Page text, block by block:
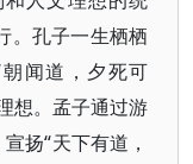
。孔子一生栖栖
闻道，夕死可
想。孟子通过游
扬“天下有道，